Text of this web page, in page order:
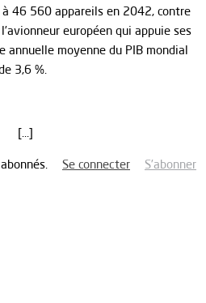
46 560 appareils en 2042, contre
européen qui appuie ses
annuelle moyenne du PIB mondial
3,6 %.
[…]
Se connecter S’abonner